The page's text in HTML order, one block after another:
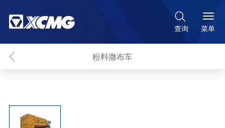

查询 菜单
粉料撒布车